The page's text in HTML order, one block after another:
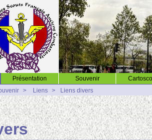
Présentation Souvenir
> Liens > Liens divers